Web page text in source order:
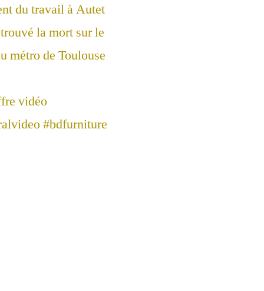
du travail à Autet
la mort sur le
métro de Toulouse
vidéo
#bdfurniture